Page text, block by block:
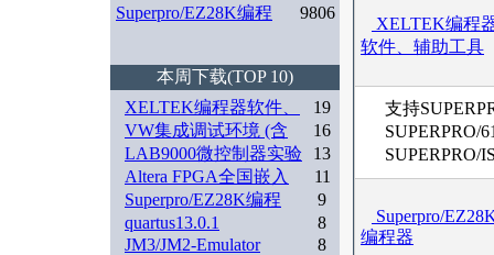
Superpro/EZ28K编程
9806
本周下载(TOP 10)
XELTEK编程器软件、
19
VW集成调试环境 (含
16
LAB9000微控制器实验
13
Altera FPGA全国嵌入
11
Superpro/EZ28K编程
9
quartus13.0.1
8
JM3/JM2-Emulator
8
XELTEK编程
软件、辅助工具
支持
SUPERPRO/
SUPERPRO/
Superpro/
编程器